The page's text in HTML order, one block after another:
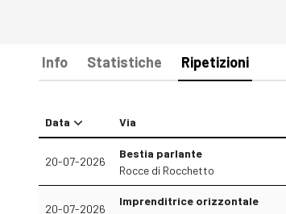
Info Statistiche Ripetizioni
Data Via
20-07-2026
Bestia parlante
Rocce di Rocchetto
20-07-2026
Imprenditrice orizzontale